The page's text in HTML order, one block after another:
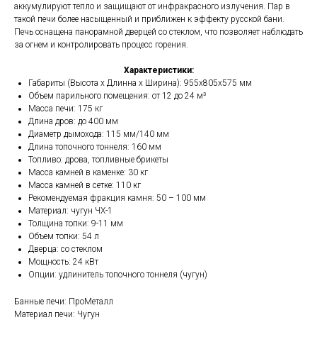
аккумулируют тепло и защищают от инфракрасного излучения. Пар в
такой печи более насыщенный и приближен к эффекту русской бани.
Печь оснащена панорамной дверцей со стеклом, что позволяет наблюдать
за огнем и контролировать процесс горения.
Характеристики:
Габариты (Высота х Длинна х Ширина): 955х805х575 мм
Объем парильного помещения: от 12 до 24 м³
Масса печи: 175 кг
Длина дров: до 400 мм
Диаметр дымохода: 115 мм/140 мм
Длина топочного тоннеля: 160 мм
Топливо: дрова, топливные брикеты
Масса камней в каменке: 30 кг
Масса камней в сетке: 110 кг
Рекомендуемая фракция камня: 50 – 100 мм
Материал: чугун ЧХ-1
Толщина топки: 9-11 мм
Объем топки: 54 л
Дверца: со стеклом
Мощность: 24 кВт
Опции: удлинитель топочного тоннеля (чугун)
Банные печи: ПроМеталл
Материал печи: Чугун